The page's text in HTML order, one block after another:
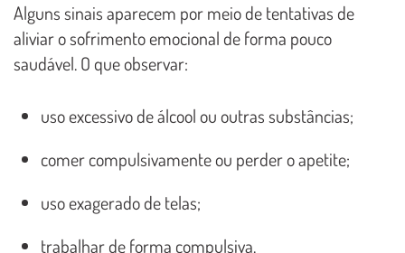
Alguns sinais aparecem por meio de tentativas de
aliviar o sofrimento emocional de forma pouco
saudável. O que observar:
uso excessivo de álcool ou outras substâncias;
comer compulsivamente ou perder o apetite;
uso exagerado de telas;
trabalhar de forma compulsiva.